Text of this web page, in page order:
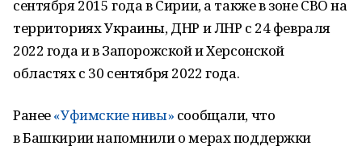
сентября 2015 года в Сирии, а также в зоне СВО на
территориях Украины, ДНР и ЛНР с 24 февраля
2022 года и в Запорожской и Херсонской
областях с 30 сентября 2022 года.
Ранее«Уфимские нивы» сообщали, что
в Башкирии напомнили о мерах поддержки